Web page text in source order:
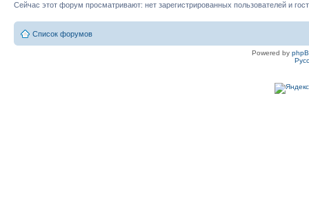
Сейчас этот форум просматривают: нет зарегистрированных пользователей и
Список форумов
Powered by